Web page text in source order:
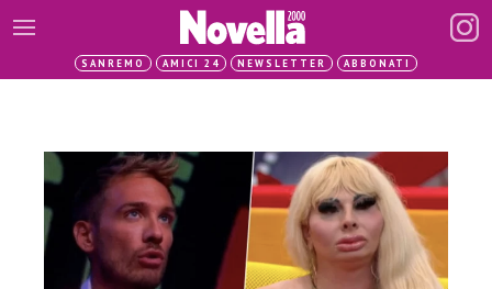
SANREMO AMICI 24 NEWSLETTER ABBONATI